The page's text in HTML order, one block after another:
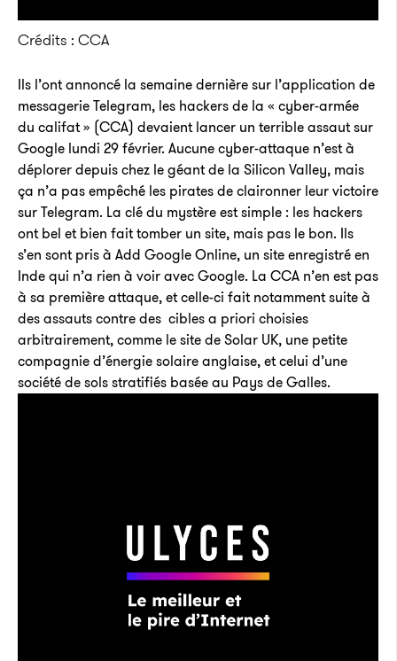
Crédits : CCA
Ils l’ont annoncé la semaine dernière sur l’application de
messagerie Telegram, les hackers de la « cyber-armée
du califat » (CCA) devaient lancer un terrible assaut sur
Google lundi 29 février. Aucune cyber-attaque n’est à
déplorer depuis chez le géant de la Silicon Valley, mais
ça n’a pas empêché les pirates de claironner leur victoire
sur Telegram. La clé du mystère est simple : les hackers
ont bel et bien fait tomber un site, mais pas le bon. Ils
s’en sont pris à Add Google Online, un site enregistré en
Inde qui n’a rien à voir avec Google. La CCA n’en est pas
à sa première attaque, et celle-ci fait notamment suite à
des assauts contre des cibles a priori choisies
arbitrairement, comme le site de Solar UK, une petite
compagnie d’énergie solaire anglaise, et celui d’une
société de sols stratifiés basée au Pays de Galles.